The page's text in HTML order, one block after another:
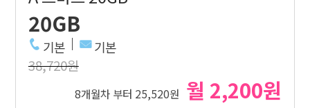
20GB
기본 기본
38,720원
8개월차 부터 25,520원 월 2,200원